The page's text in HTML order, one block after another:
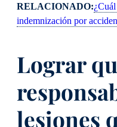
RELACIONADO:
indemnización por
Lograr
lesiones